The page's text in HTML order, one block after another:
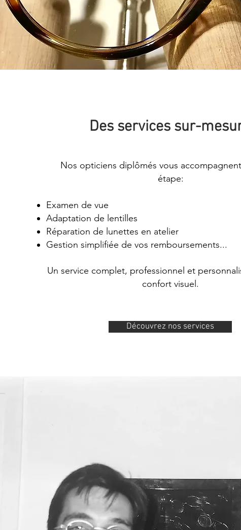
Des services sur-
Nos opticiens diplômés vous
étape:
Examen de vue
Adaptation de lentilles
Réparation de lunettes en atelier
Gestion simplifiée de vos remboursements...
Un service complet, professionnel et
confort visuel.
Découvrez nos services